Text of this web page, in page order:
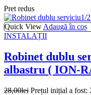
Pret redus
Quick View Adaugă în coș
INSTALAȚII
Robinet dublu
albastru ( ION-
28,00lei Prețul inițial a fost: